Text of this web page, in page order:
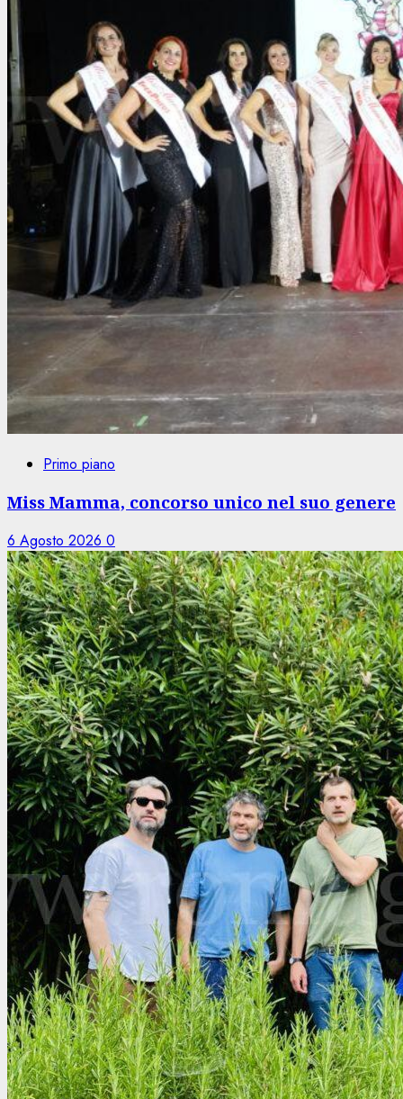
Primo piano
Miss Mamma, concorso unico nel suo genere
6 Agosto 2026 0